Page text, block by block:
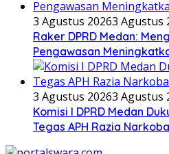
3 Agustus 20263 Agustus
Raker DPRD Medan:
Pengawasan
3 Agustus 20263 Agustus
Komisi I DPRD Medan
Tegas APH Razia